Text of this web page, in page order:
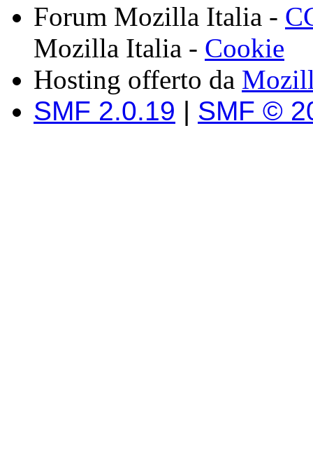
Forum Mozilla Italia -
Mozilla Italia - Cookie
Hosting offerto da
SMF 2.0.19 | SMF ©